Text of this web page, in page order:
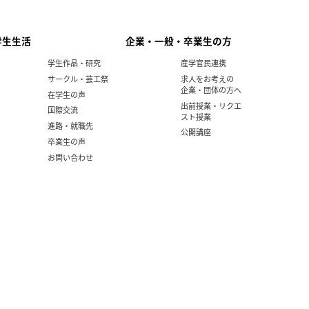
生活
学生作品・研究
サークル・芸工祭
在学生の声
国際交流
進路・就職先
卒業生の声
お問い合わせ
企業・一般・卒業生の方
産学官民連携
求人をお考えの
企業・団体の方へ
出前授業・リクエ
スト授業
公開講座